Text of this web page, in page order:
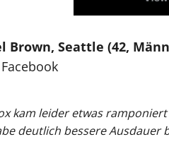
Brown, Seattle (42,
kam leider etwas
deutlich bessere Ausdauer